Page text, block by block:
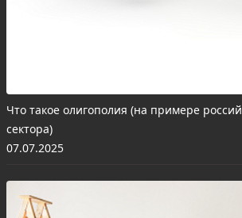
Что такое олигополия (на примере
сектора)
07.07.2025